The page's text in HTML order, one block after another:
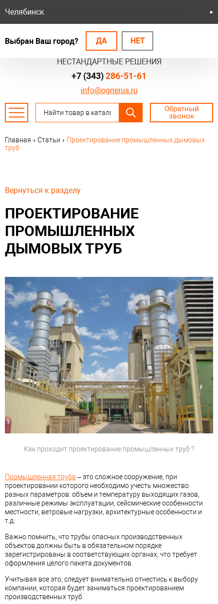
БЕЗОПАСНЫЕ СИСТЕМЫ
НЕСТАНДАРТНЫЕ РЕШЕНИЯ
Челябинск
Выбран Ваш город? ДА НЕТ
info@ognerus.ru
+7 (343)286-51-61
Обратный
звонок
Главная › Статьи › Проектирование промышленных дымовых
труб
Вернуться к разделу
ПРОЕКТИРОВАНИЕ
ПРОМЫШЛЕННЫХ
ДЫМОВЫХ ТРУБ
Промышленная труба – это сложное сооружение, при
проектировании которого необходимо учесть множество
разных параметров: объем и температуру выходящих газов,
различные режимы эксплуатации, сейсмические особенности
местности, ветровые нагрузки, архитектурные особенности и
т.д.
Важно помнить, что трубы опасных производственных
объектов должны быть в обязательном порядке
зарегистрированы в соответствующих органах, что требует
оформления целого пакета документов.
Учитывая все это, следует внимательно отнестись к выбору
компании, которая будет заниматься проектированием
производственных труб.
Как проходит проектирование промышленных труб ?